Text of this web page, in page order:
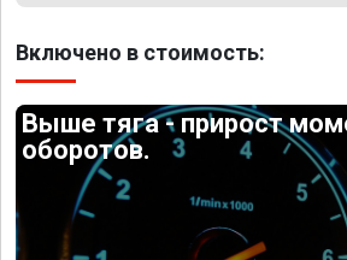
Включено в стоимость:
Выше тяга - прирост
оборотов.